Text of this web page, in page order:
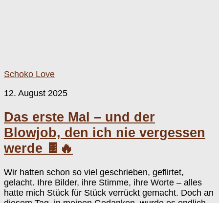
Schoko Love
12. August 2025
Das erste Mal – und der
Blowjob, den ich nie vergessen
werde 🍫🔥
Wir hatten schon so viel geschrieben, geflirtet,
gelacht. Ihre Bilder, ihre Stimme, ihre Worte – alles
hatte mich Stück für Stück verrückt gemacht. Doch an